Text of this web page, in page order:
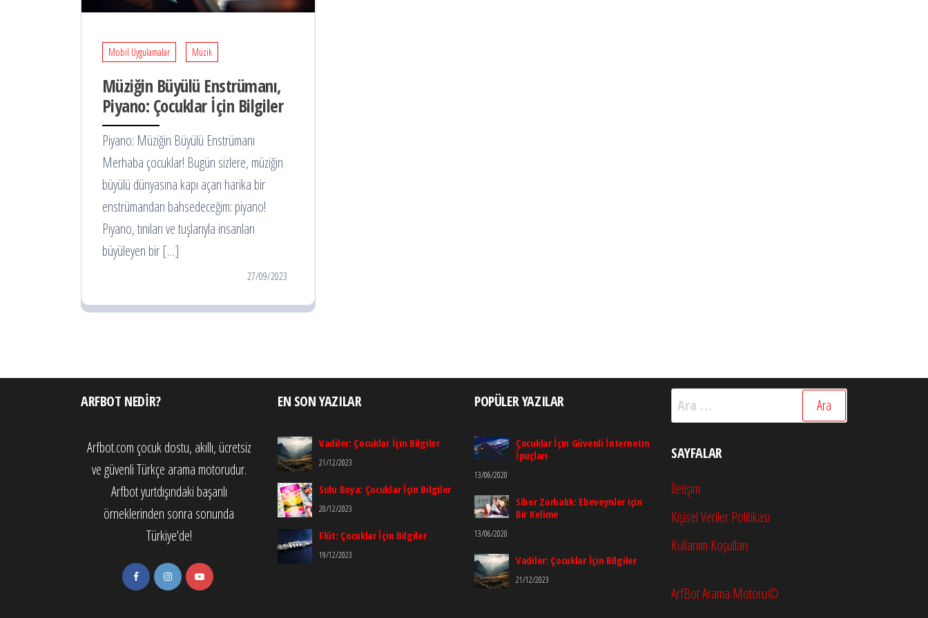
Mobil Uygulamalar Müzik
Müziğin Büyülü Enstrümanı,
Piyano: Çocuklar İçin Bilgiler
Piyano: Müziğin Büyülü Enstrümanı
Merhaba çocuklar! Bugün sizlere, müziğin
büyülü dünyasına kapı açan harika bir
enstrümandan bahsedeceğim: piyano!
Piyano, tınıları ve tuşlarıyla insanları
büyüleyen bir […]
27/09/2023
ARFBOT NEDIR?
Arfbot.com çocuk dostu, akıllı, ücretsiz
ve güvenli Türkçe arama motorudur.
Arfbot yurtdışındaki başarılı
örneklerinden sonra sonunda
Türkiye'de!
EN SON YAZILAR
Vadiler: Çocuklar İçin Bilgiler
21/12/2023
Sulu Boya: Çocuklar İçin Bilgiler
20/12/2023
Flüt: Çocuklar İçin Bilgiler
19/12/2023
POPÜLER YAZILAR
Çocuklar İçin Güvenli İnternetin
İpuçları
13/06/2020
Siber Zorbalık: Ebeveynler için
Bir Kelime
13/06/2020
Vadiler: Çocuklar İçin Bilgiler
21/12/2023
Arama:
SAYFALAR
İletişim
Kişisel Veriler Politikası
Kullanım Koşulları
ArfBot Arama Motoru©